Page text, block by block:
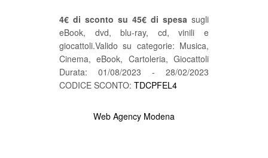
4€ di sconto su 45€ di spesa sugli
eBook, dvd, blu-ray, cd, vinili e
giocattoli.Valido su categorie: Musica,
Cinema, eBook, Cartoleria, Giocattoli
Durata: 01/08/2023 - 28/02/2023
CODICE SCONTO: TDCPFEL4
Web Agency Modena